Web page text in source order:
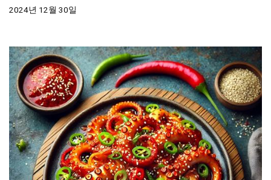
2024년 12월 30일